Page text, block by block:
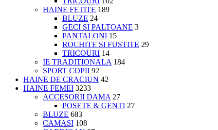
HAINE FETITE 189
BLUZE 24
GECI SI PALTOANE 3
PANTALONI 15
ROCHITE SI FUSTITE 29
TRICOURI 14
IE TRADITIONALA 184
SPORT COPII 92
HAINE DE CRACIUN 42
HAINE FEMEI 3233
ACCESORII DAMA 27
POSETE & GENTI 27
BLUZE 683
CAMASI 108